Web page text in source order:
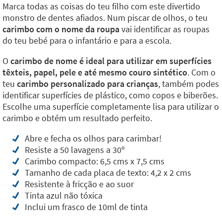
Marca todas as coisas do teu filho com este divertido
monstro de dentes afiados. Num piscar de olhos, o teu
carimbo com o nome da roupavai identificar as roupas
do teu bebé para o infantário e para a escola.
O carimbo de nome é ideal para utilizar em superfícies
têxteis, papel, pele e até mesmo couro sintético. Com o
teu carimbo personalizado para crianças, também podes
identificar superfícies de plástico, como copos e biberões.
Escolhe uma superfície completamente lisa para utilizar o
carimbo e obtém um resultado perfeito.
Abre e fecha os olhos para carimbar!
Resiste a 50 lavagens a 30º
Carimbo compacto: 6,5 cms x 7,5 cms
Tamanho de cada placa de texto: 4,2 x 2 cms
Resistente à fricção e ao suor
Tinta azul não tóxica
Inclui um frasco de 10ml de tinta